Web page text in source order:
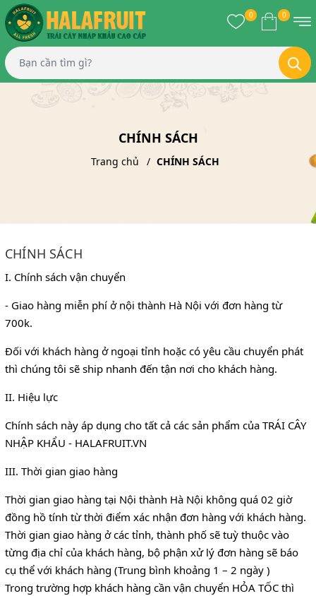
0 0
CHÍNH SÁCH
Trang chủ CHÍNH SÁCH
CHÍNH SÁCH
I. Chính sách vận chuyển
- Giao hàng miễn phí ở nội thành Hà Nội với đơn hàng từ
700k.
Đối với khách hàng ở ngoại tỉnh hoặc có yêu cầu chuyển phát
thì chúng tôi sẽ ship nhanh đến tận nơi cho khách hàng.
II. Hiệu lực
Chính sách này áp dụng cho tất cả các sản phẩm của TRÁI CÂY
NHẬP KHẨU - HALAFRUIT.VN
III. Thời gian giao hàng
Thời gian giao hàng tại Nội thành Hà Nội không quá 02 giờ
đồng hồ tính từ thời điểm xác nhận đơn hàng với khách hàng.
Thời gian giao hàng ở các tỉnh, thành phố sẽ tuỳ thuộc vào
từng địa chỉ của khách hàng, bộ phận xử lý đơn hàng sẽ báo
cụ thể với khách hàng (Trung bình khoảng 1 – 2 ngày )
Trong trường hợp khách hàng cần vận chuyển HỎA TỐC thì